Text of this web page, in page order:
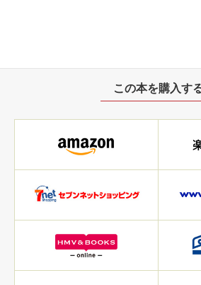
この本を購入す